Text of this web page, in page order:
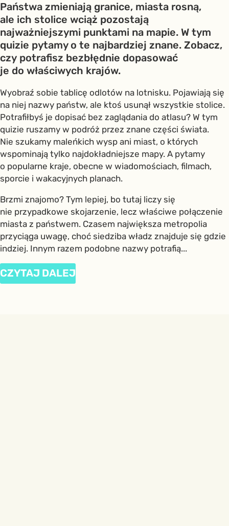
Państwa zmieniają granice, miasta rosną,
ale ich stolice wciąż pozostają
najważniejszymi punktami na mapie. W tym
quizie pytamy o te najbardziej znane. Zobacz,
czy potrafisz bezbłędnie dopasować
je do właściwych krajów.
Wyobraź sobie tablicę odlotów na lotnisku. Pojawiają się
na niej nazwy państw, ale ktoś usunął wszystkie stolice.
Potrafiłbyś je dopisać bez zaglądania do atlasu? W tym
quizie ruszamy w podróż przez znane części świata.
Nie szukamy maleńkich wysp ani miast, o których
wspominają tylko najdokładniejsze mapy. A pytamy
o popularne kraje, obecne w wiadomościach, filmach,
sporcie i wakacyjnych planach.
Brzmi znajomo? Tym lepiej, bo tutaj liczy się
nie przypadkowe skojarzenie, lecz właściwe połączenie
miasta z państwem. Czasem największa metropolia
przyciąga uwagę, choć siedziba władz znajduje się gdzie
indziej. Innym razem podobne nazwy potrafią...
CZYTAJ DALEJ